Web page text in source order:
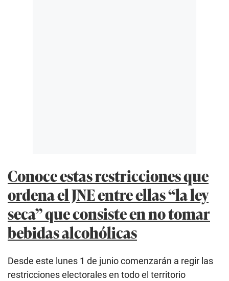
Conoce estas restricciones que
ordena el JNE entre ellas “la ley
seca” que consiste en no tomar
bebidas alcohólicas
Desde este lunes 1 de junio comenzarán a regir las
restricciones electorales en todo el territorio